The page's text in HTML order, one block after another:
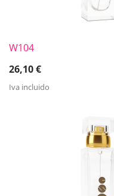
W104
26,10€
Iva incluido